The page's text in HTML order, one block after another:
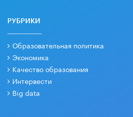
РУБРИКИ
Образовательная политика
Экономика
Качество образования
Интервести
Big data